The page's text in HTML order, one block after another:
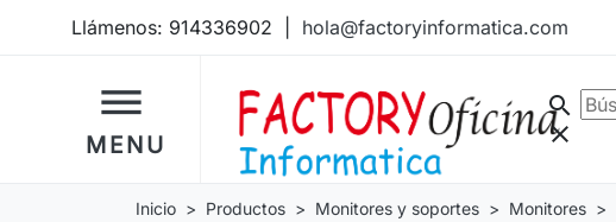
Llámenos: 914336902 hola@factoryinformatica.com
dehaze
MENU
search
clear
Inicio Productos Monitores y soportes Monitores